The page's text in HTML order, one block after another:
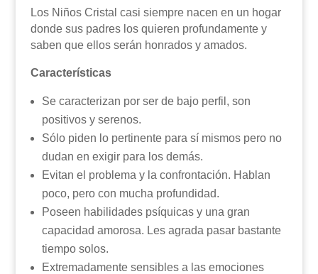
Los Niños Cristal casi siempre nacen en un hogar
donde sus padres los quieren profundamente y
saben que ellos serán honrados y amados.
Características
Se caracterizan por ser de bajo perfil, son
positivos y serenos.
Sólo piden lo pertinente para sí mismos pero no
dudan en exigir para los demás.
Evitan el problema y la confrontación. Hablan
poco, pero con mucha profundidad.
Poseen habilidades psíquicas y una gran
capacidad amorosa. Les agrada pasar bastante
tiempo solos.
Extremadamente sensibles a las emociones